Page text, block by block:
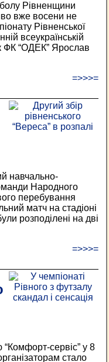
Рівненщини
вже восени не
Рівненської
всеукраїнській
ФК “ОДЕК” Ярослав
=>>>=
навчально-
Народного
перебування
матч на стадіоні
розподілені на дві
=>>>=
сервіс” у 8
стало